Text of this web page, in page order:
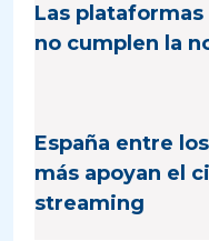
Las
no cumplen la
España entre
más apoyan el
streaming